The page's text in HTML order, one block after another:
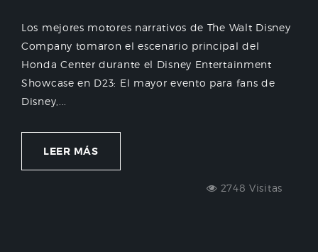
Los mejores motores narrativos de The Walt Disney
Company tomaron el escenario principal del
Honda Center durante el Disney Entertainment
Showcase en D23: El mayor evento para fans de
Disney,...
LEER MÁS
2748 Visitas